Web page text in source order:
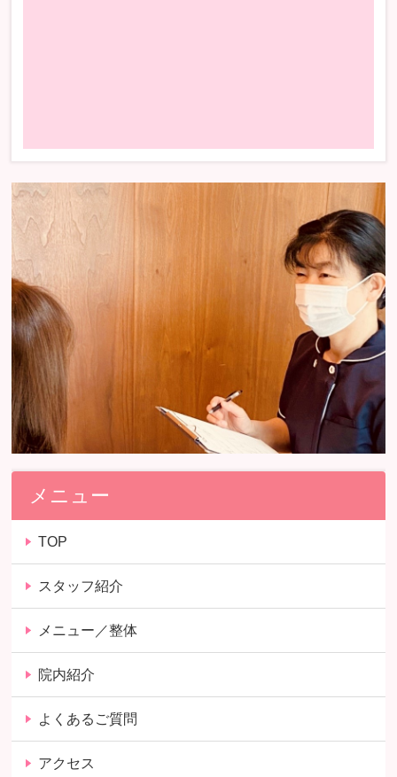
メニュー
TOP
スタッフ紹介
メニュー／整体
院内紹介
よくあるご質問
アクセス